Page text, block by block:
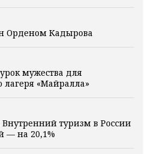
Орденом Кадырова
мужества для
лагеря «Майралла»
туризм в России
— на 20,1%